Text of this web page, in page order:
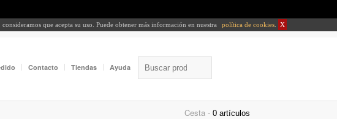
que acepta su uso. Puede obtener más información en nuestra política de cookies X
Contacto Tiendas Ayuda
Cesta -